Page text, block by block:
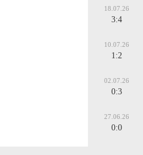
18.07.26
3:4
10.07.26
1:2
02.07.26
0:3
27.06.26
0:0